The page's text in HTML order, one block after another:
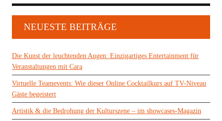
NEUESTE BEITRÄGE
Die Kunst der leuchtenden Augen: Einzigartiges Entertainment für
Veranstaltungen mit Cara
Virtuelle Teamevents: Wie dieser Online Cocktailkurs auf TV-Niveau
Gäste begeistert
Artistik & die Bedrohung der Kulturszene – im showcases-Magazin